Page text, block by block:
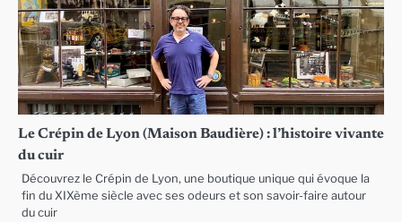
Le Crépin de Lyon (Maison Baudière) : l’histoire vivante
du cuir
Découvrez le Crépin de Lyon, une boutique unique qui évoque la
fin du XIXème siècle avec ses odeurs et son savoir-faire autour
du cuir